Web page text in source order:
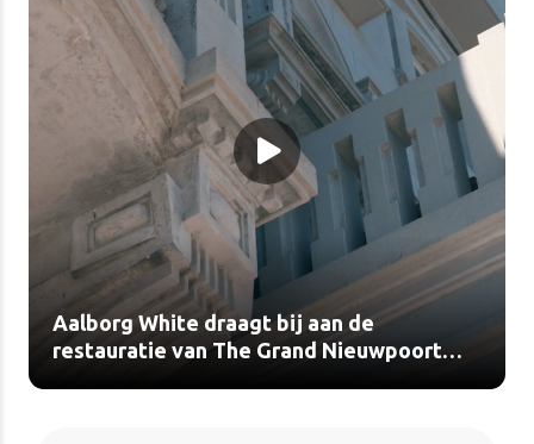
Aalborg White draagt bij aan de
restauratie van The Grand Nieuwpoort